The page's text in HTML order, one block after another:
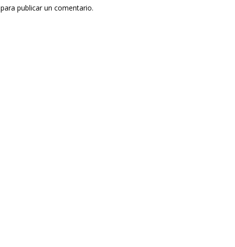
para publicar un comentario.